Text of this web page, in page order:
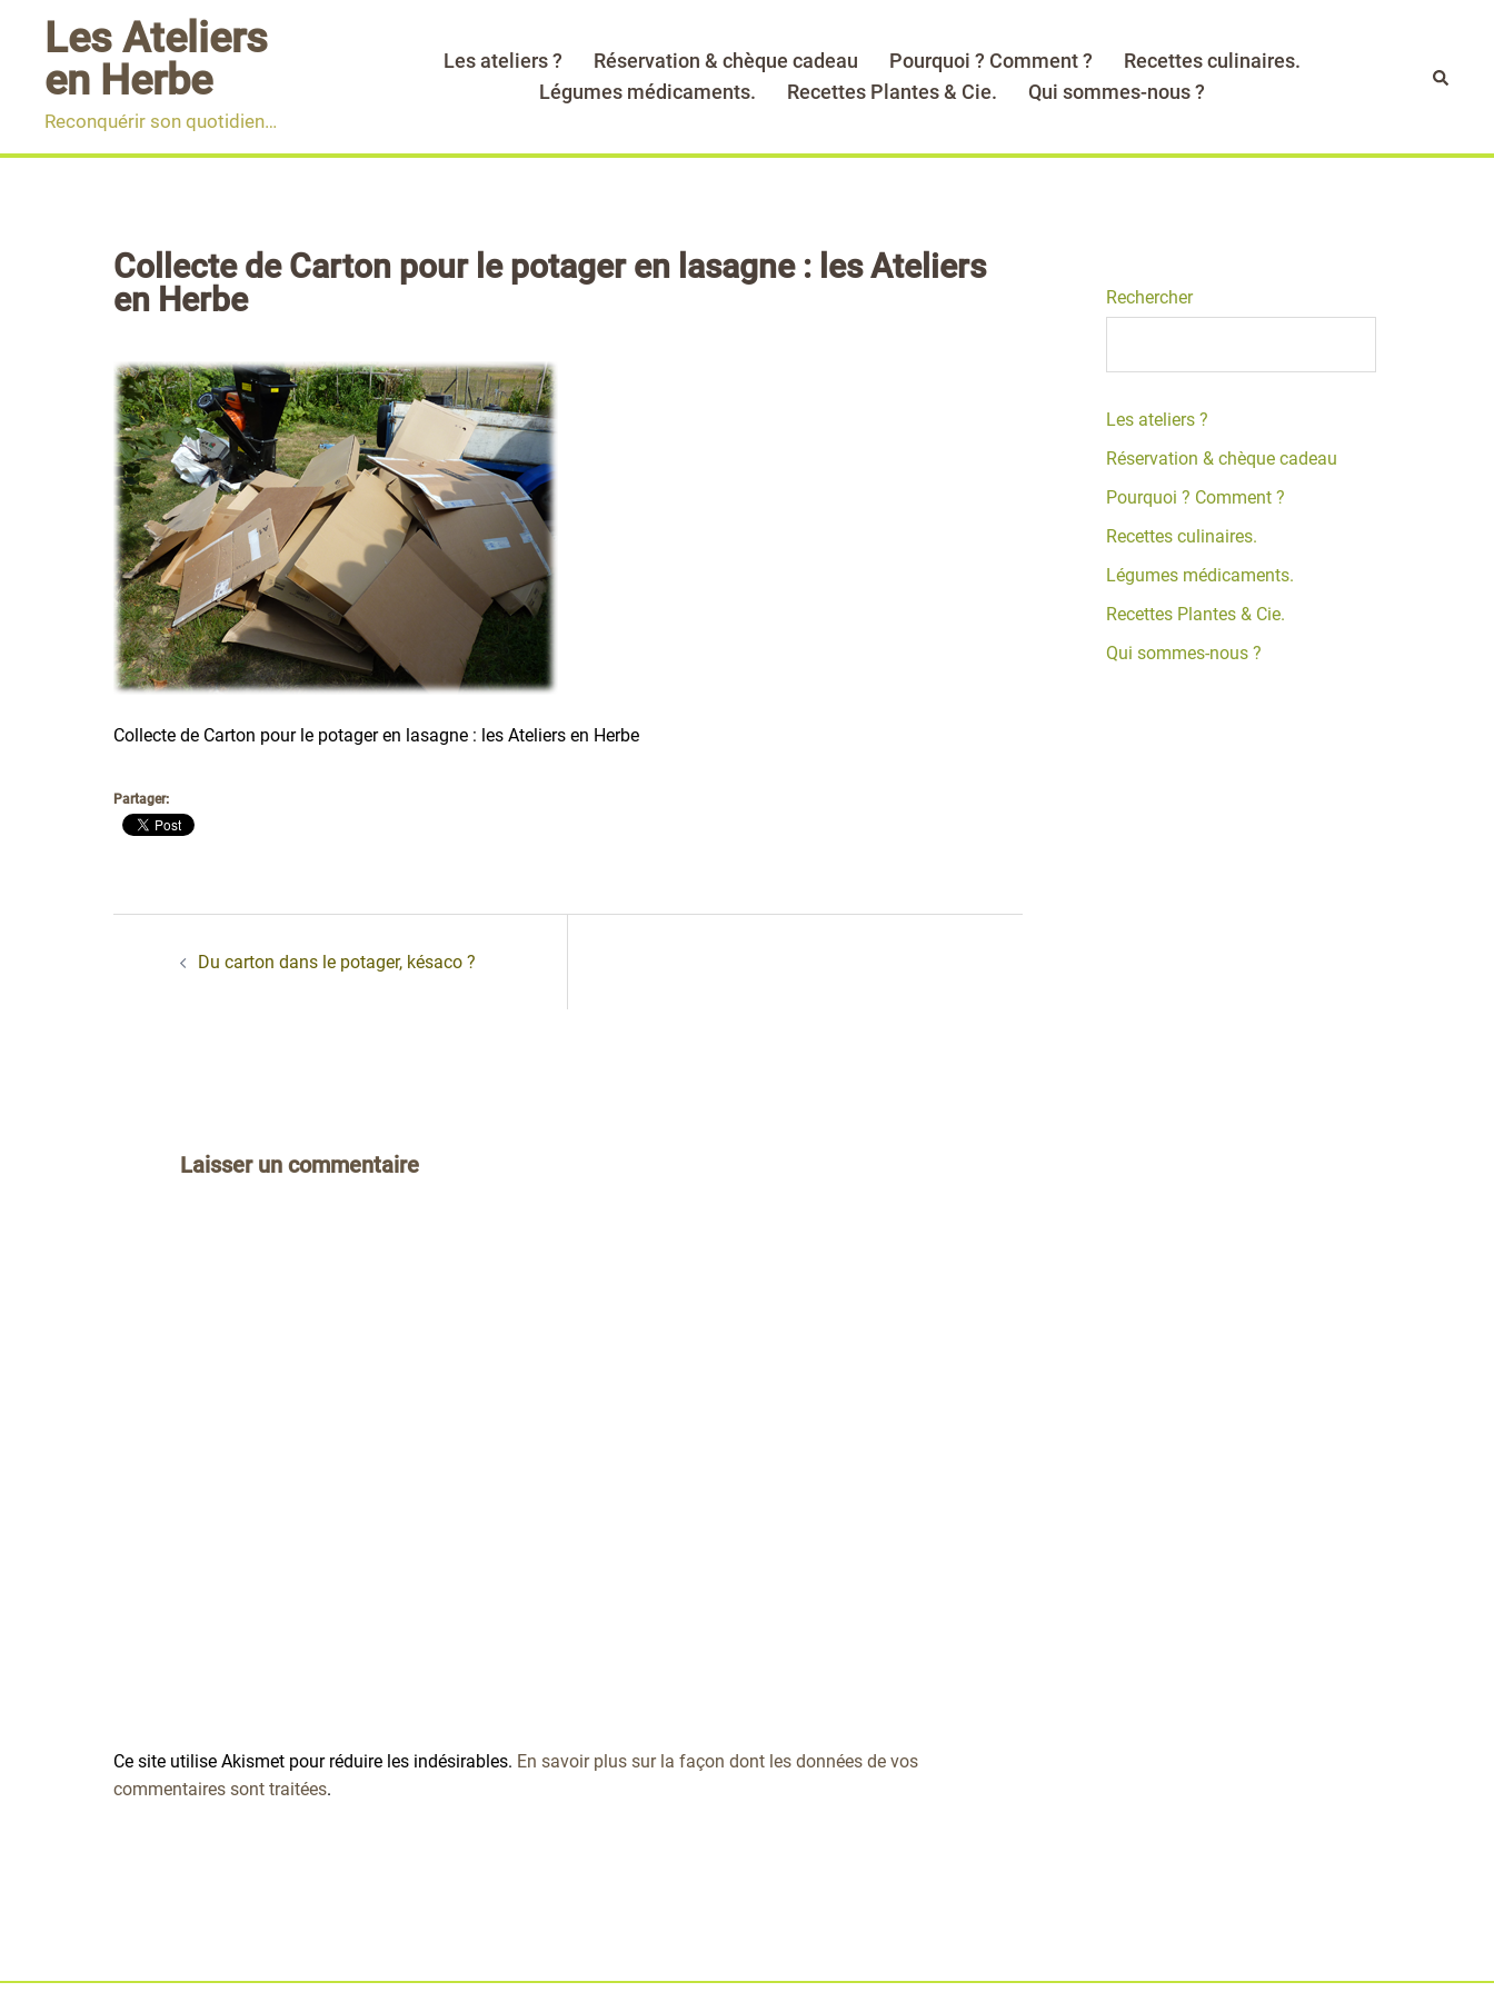
contenu
Les Ateliers
en Herbe
Reconquérir son quotidien…
Les ateliers ? Réservation & chèque cadeau Pourquoi ? Comment ?
Recettes culinaires.
Légumes médicaments.
Recettes Plantes & Cie. Qui sommes-nous ?
Collecte de Carton pour le potager en lasagne : les Ateliers
en Herbe
Collecte de Carton pour le potager en lasagne : les Ateliers en Herbe
Partager:
d’articleDu carton dans le potager, késaco ?
Laisser un commentaire
Ce site utilise Akismet pour réduire les indésirables. En savoir plus sur la façon dont les données de vos
commentaires sont traitées.
Rechercher
Les ateliers ?
Réservation & chèque cadeau
Pourquoi ? Comment ?
Recettes culinaires.
Légumes médicaments.
Recettes Plantes & Cie.
Qui sommes-nous ?